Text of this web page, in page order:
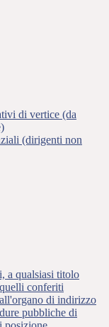
di vertice (da
(dirigenti non
a qualsiasi titolo
conferiti
di indirizzo
pubbliche di